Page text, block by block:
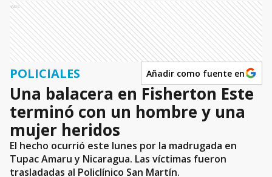
Ads
POLICIALES Añadir como fuente en
Una balacera en Fisherton Este
terminó con un hombre y una
mujer heridos
El hecho ocurrió este lunes por la madrugada en
Tupac Amaru y Nicaragua. Las víctimas fueron
trasladadas al Policlínico San Martín.